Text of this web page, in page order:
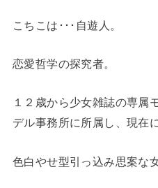
こちこは･･･自遊人。
恋愛哲学の探究者。
１２歳から少女雑誌の専属
デル事務所に所属し、現在
色白やせ型引っ込み思案な